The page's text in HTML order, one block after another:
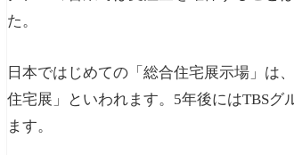
た。
日本ではじめての「総合住宅展示場」は
住宅展」といわれます。5年後にはTBSグ
ます。